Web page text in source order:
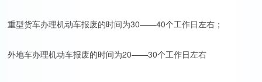
重型货车办理机动车报废的时间为30——40个工作日左右；
外地车办理机动车报废的时间为20——30个工作日左右